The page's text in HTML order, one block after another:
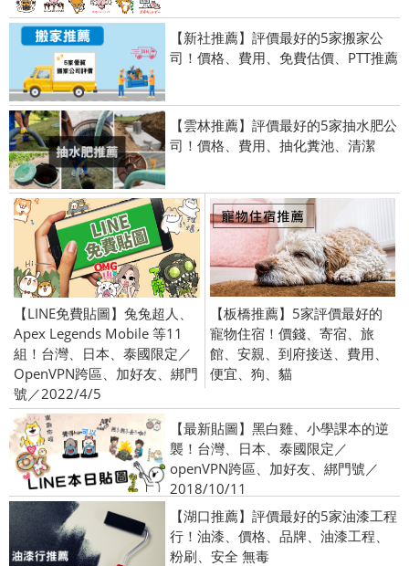
【新社推薦】評價最好的5家搬家公
司！價格、費用、免費估價、PTT推薦
【雲林推薦】評價最好的5家抽水肥公
司！價格、費用、抽化糞池、清潔
【LINE免費貼圖】兔兔超人、
Apex Legends Mobile 等11
組！台灣、日本、泰國限定／
OpenVPN跨區、加好友、綁門
號／2022/4/5
【板橋推薦】5家評價最好的
寵物住宿！價錢、寄宿、旅
館、安親、到府接送、費用、
便宜、狗、貓
【最新貼圖】黑白雞、小學課本的逆
襲！台灣、日本、泰國限定／
openVPN跨區、加好友、綁門號／
2018/10/11
【湖口推薦】評價最好的5家油漆工程
行！油漆、價格、品牌、油漆工程、
粉刷、安全 無毒